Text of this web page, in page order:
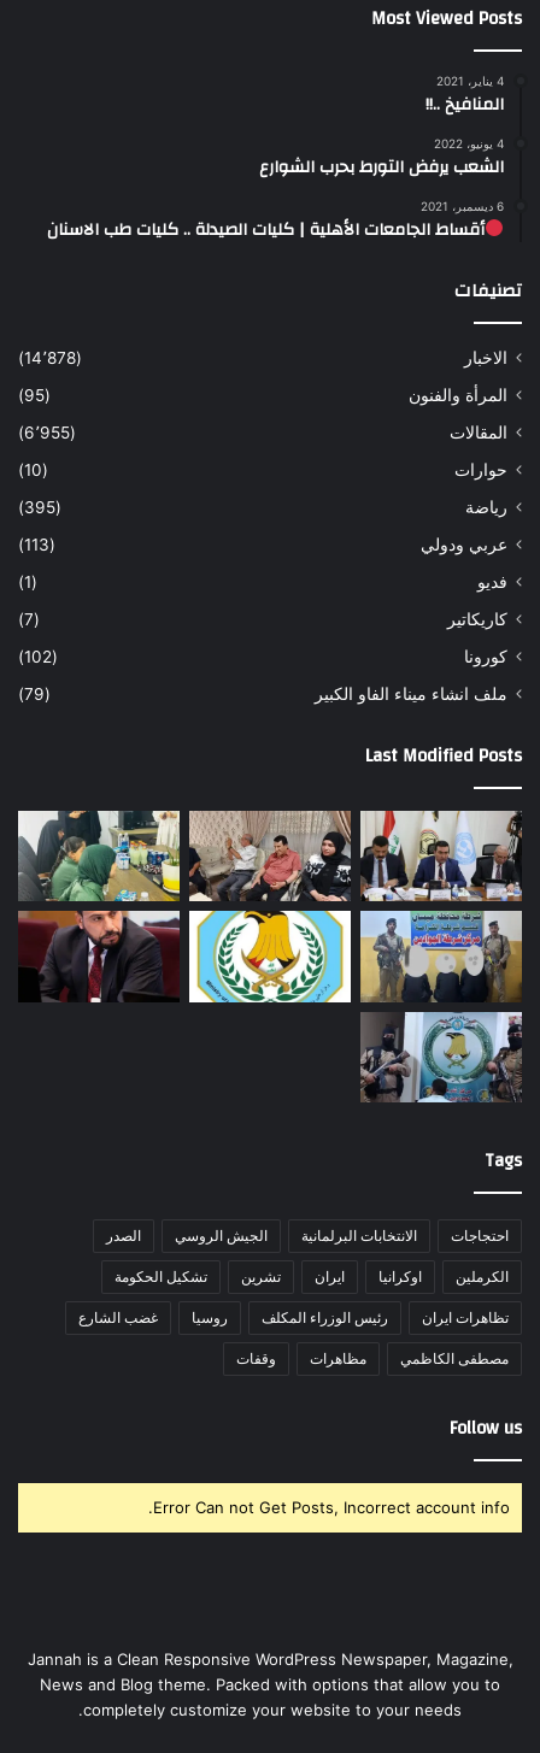
Most Viewed Posts
4 يناير، 2021
المنافيخ ..!!
4 يونيو، 2022
الشعب يرفض التورط بحرب الشوارع
6 ديسمبر، 2021
أقساط الجامعات الأهلية | كليات الصيدلة .. كليات طب الاسنان
تصنيفات
الاخبار
(14٬878)
المرأة والفنون
(95)
المقالات
(6٬955)
حوارات
(10)
رياضة
(395)
عربي ودولي
(113)
فديو
(1)
كاريكاتير
(7)
كورونا
(102)
ملف انشاء ميناء الفاو الكبير
(79)
Last Modified Posts
Tags
احتجاجات الانتخابات البرلمانية الجيش الروسي الصدر
الكرملين اوكرانيا ايران تشرين تشكيل الحكومة
تظاهرات ايران رئيس الوزراء المكلف روسيا غضب الشارع
مصطفى الكاظمي مظاهرات وقفات
Follow us
Error Can not Get Posts, Incorrect account info.
Jannah is a Clean Responsive WordPress Newspaper, Magazine,
News and Blog theme. Packed with options that allow you to
completely customize your website to your needs.